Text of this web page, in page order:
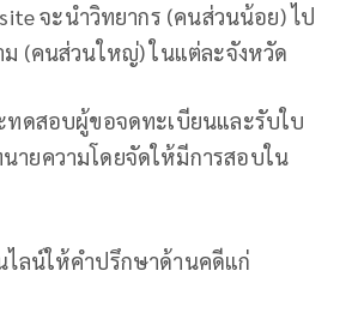
จะนำวิทยากร (คนส่วนน้อย) ไป
ม (คนส่วนใหญ่) ในแต่ละจังหวัด
ทดสอบผู้ขอจดทะเบียนและรับใบ
ายความโดยจัดให้มีการสอบใน
ไลน์ให้คำปรึกษาด้านคดีแก่